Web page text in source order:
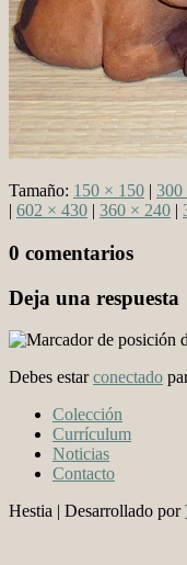
Tamaño: 150 × 150 | 300
| 602 × 430 | 360 × 240 |
0 comentarios
Deja una respuesta
Debes estarconectado
Colección
Currículum
Noticias
Contacto
Hestia | Desarrollado por